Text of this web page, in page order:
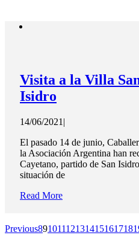
Visita a la Villa
Isidro
14/06/2021 |
El pasado 14 de junio,
la Asociación Argentina han
Cayetano, partido de San
situación de
Read More
Previous89101112131415161718